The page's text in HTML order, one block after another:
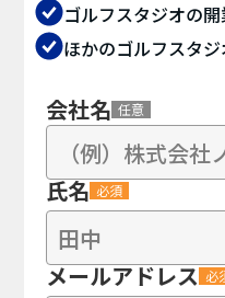
ゴルフスタジオの
ほかのゴルフスタ
会社名 任意
氏名 必須
メールアドレス 必